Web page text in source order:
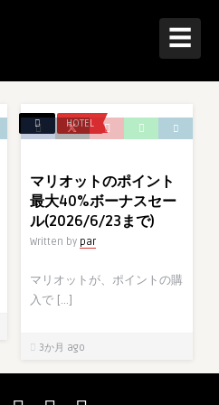
☰
HOTEL
マリオットのポイント
最大40%ボーナスセー
ル(2026/6/23まで)
Written by par
マリオットが、ポイントの購
入で […]
3か月 ago